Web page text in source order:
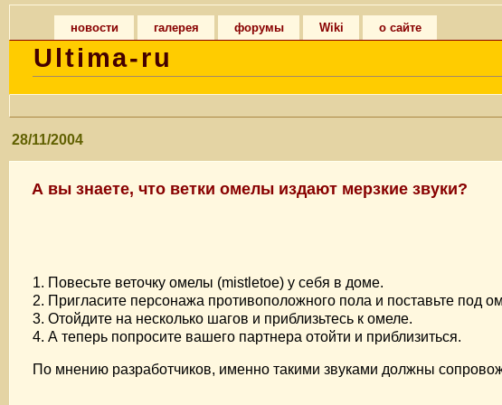
новости галерея форумы Wiki о сайте
Ultima-ru
28/11/2004
А вы знаете, что ветки омелы издают мерзкие звуки?
1. Повесьте веточку омелы (mistletoe) у себя в доме.
2. Пригласите персонажа противоположного пола и поставьте под
3. Отойдите на несколько шагов и приблизьтесь к омеле.
4. А теперь попросите вашего партнера отойти и приблизиться.
По мнению разработчиков, именно такими звуками должны